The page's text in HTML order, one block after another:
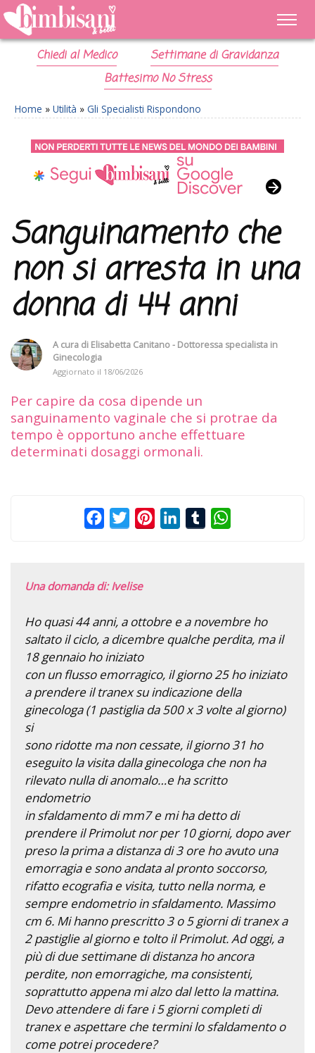
Chiedi al Medico
Settimane di Gravidanza
Battesimo No Stress
Home » Utilità » Gli Specialisti Rispondono
Sanguinamento che
non si arresta in una
donna di 44 anni
A cura di Elisabetta Canitano - Dottoressa specialista in
Ginecologia
Aggiornato il 18/06/2026
Per capire da cosa dipende un
sanguinamento vaginale che si protrae da
tempo è opportuno anche effettuare
determinati dosaggi ormonali.
FacebookTwitterPinterestLinkedInTumblr
Una domanda di: Ivelise
Ho quasi 44 anni, a ottobre e a novembre ho
saltato il ciclo, a dicembre qualche perdita, ma il
18 gennaio ho iniziato
con un flusso emorragico, il giorno 25 ho iniziato
a prendere il tranex su indicazione della
ginecologa (1 pastiglia da 500 x 3 volte al giorno)
si
sono ridotte ma non cessate, il giorno 31 ho
eseguito la visita dalla ginecologa che non ha
rilevato nulla di anomalo…e ha scritto
endometrio
in sfaldamento di mm7 e mi ha detto di
prendere il Primolut nor per 10 giorni, dopo aver
preso la prima a distanza di 3 ore ho avuto una
emorragia e sono andata al pronto soccorso,
rifatto ecografia e visita, tutto nella norma, e
sempre endometrio in sfaldamento. Massimo
cm 6. Mi hanno prescritto 3 o 5 giorni di tranex a
2 pastiglie al giorno e tolto il Primolut. Ad oggi, a
più di due settimane di distanza ho ancora
perdite, non emorragiche, ma consistenti,
soprattutto appena mi alzo dal letto la mattina.
Devo attendere di fare i 5 giorni completi di
tranex e aspettare che termini lo sfaldamento o
come potrei procedere?